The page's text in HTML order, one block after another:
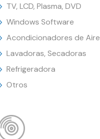
TV, LCD, Plasma, DVD
Windows Software
Acondicionadores de Aire
Lavadoras, Secadoras
Refrigeradora
Otros